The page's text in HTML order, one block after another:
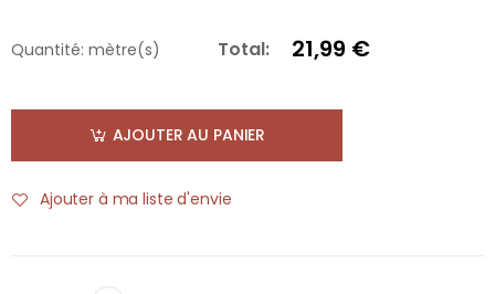
Quantité: mètre(s) Total: 21,99 €
AJOUTER AU PANIER
Ajouter à ma liste d'envie